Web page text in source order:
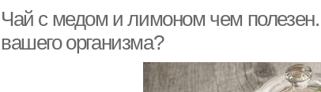
Чай с медом и лимоном чем
вашего организма?